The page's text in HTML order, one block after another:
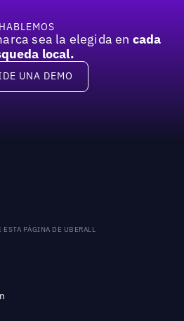
HABLEMOS
sea la elegida en cada
local.
demo
UNA DEMO
PÁGINA DE UBERALL